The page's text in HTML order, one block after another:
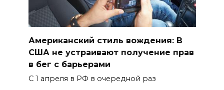
Американский стиль вождения: В
США не устраивают получение прав
в бег с барьерами
С 1 апреля в РФ в очередной раз